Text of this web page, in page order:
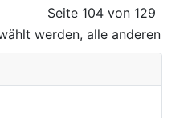
Seite 104 von 129
werden, alle anderen